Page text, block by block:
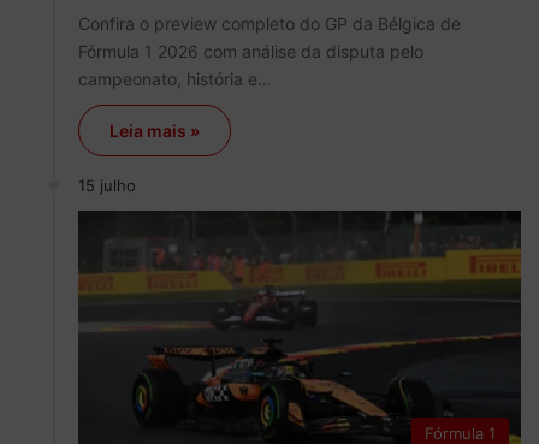
Confira o preview completo do GP da Bélgica de
Fórmula 1 2026 com análise da disputa pelo
campeonato, história e…
Leia mais »
15 julho
Fórmula 1